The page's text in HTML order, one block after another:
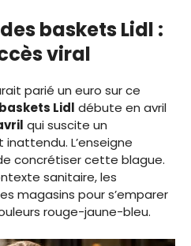
baskets Lidl :
viral
parié un euro sur ce
baskets Lidl débute en avril
qui suscite un
L’enseigne
concrétiser cette blague.
sanitaire, les
magasins pour s’emparer
rouge-jaune-bleu.